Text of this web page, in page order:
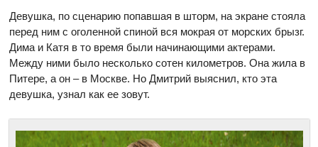
Девушка, по сценарию попавшая в шторм, на экране стояла
перед ним с оголенной спиной вся мокрая от морских брызг.
Дима и Катя в то время были начинающими актерами.
Между ними было несколько сотен километров. Она жила в
Питере, а он – в Москве. Но Дмитрий выяснил, кто эта
девушка, узнал как ее зовут.